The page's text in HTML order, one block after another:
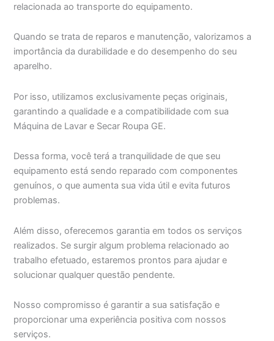
relacionada ao transporte do equipamento.
Quando se trata de reparos e manutenção, valorizamos a
importância da durabilidade e do desempenho do seu
aparelho.
Por isso, utilizamos exclusivamente peças originais,
garantindo a qualidade e a compatibilidade com sua
Máquina de Lavar e Secar Roupa GE.
Dessa forma, você terá a tranquilidade de que seu
equipamento está sendo reparado com componentes
genuínos, o que aumenta sua vida útil e evita futuros
problemas.
Além disso, oferecemos garantia em todos os serviços
realizados. Se surgir algum problema relacionado ao
trabalho efetuado, estaremos prontos para ajudar e
solucionar qualquer questão pendente.
Nosso compromisso é garantir a sua satisfação e
proporcionar uma experiência positiva com nossos
serviços.